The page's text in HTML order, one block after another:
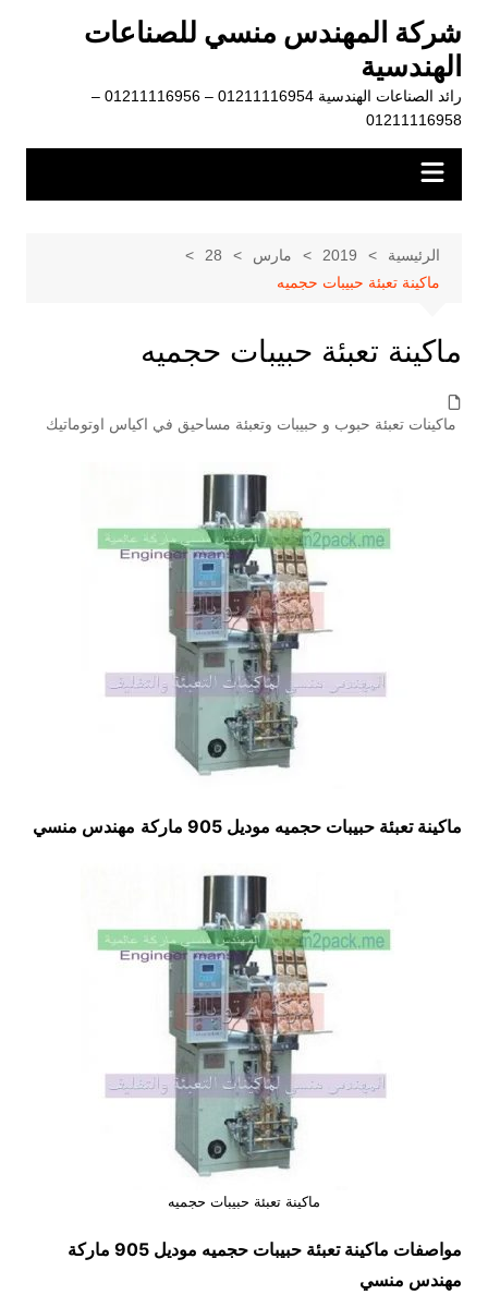
المحتوى
شركة المهندس منسي للصناعات
الهندسية
رائد الصناعات الهندسية 01211116954 – 01211116956 –
01211116958
الرئيسية 2019 مارس
28
ماكينة تعبئة حبيبات حجميه
ماكينة تعبئة حبيبات حجميه
ماكينات تعبئة حبوب و حبيبات وتعبئة مساحيق في اكياس اوتوماتيك
ماكينة تعبئة حبيبات حجميه موديل 905 ماركة مهندس منسي
ماكينة تعبئة حبيبات حجميه
مواصفات ماكينة تعبئة حبيبات حجميه
موديل 905 ماركة
مهندس منسي